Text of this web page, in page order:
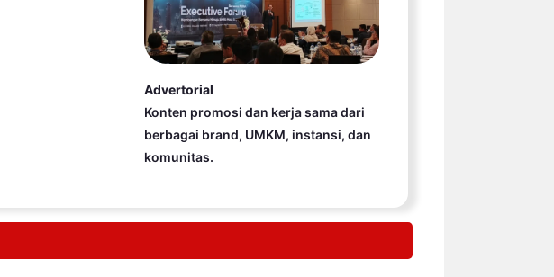
Advertorial
Konten promosi dan kerja sama dari
berbagai brand, UMKM, instansi, dan
komunitas.